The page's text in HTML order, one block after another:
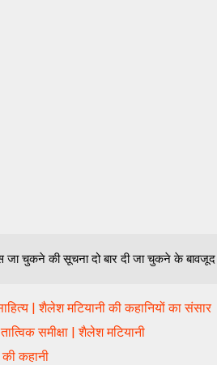
चुकने की सूचना दो बार दी जा चुकने के
| शैलेश मटियानी की कहानियों का संसार
समीक्षा | शैलेश मटियानी
कहानी